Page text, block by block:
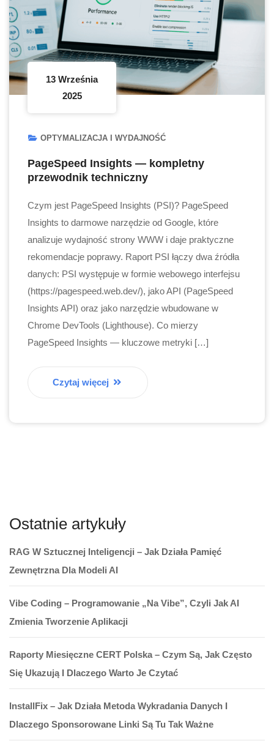
13 Września
2025
OPTYMALIZACJA I WYDAJNOŚĆ
PageSpeed Insights — kompletny
przewodnik techniczny
Czym jest PageSpeed Insights (PSI)? PageSpeed
Insights to darmowe narzędzie od Google, które
analizuje wydajność strony WWW i daje praktyczne
rekomendacje poprawy. Raport PSI łączy dwa źródła
danych: PSI występuje w formie webowego interfejsu
(https://pagespeed.web.dev/), jako API (PageSpeed
Insights API) oraz jako narzędzie wbudowane w
Chrome DevTools (Lighthouse). Co mierzy
PageSpeed Insights — kluczowe metryki […]
Czytaj więcej
Ostatnie artykuły
RAG W Sztucznej Inteligencji – Jak Działa Pamięć
Zewnętrzna Dla Modeli AI
Vibe Coding – Programowanie „na Vibe”, Czyli Jak AI
Zmienia Tworzenie Aplikacji
Raporty Miesięczne CERT Polska – Czym Są, Jak Często
Się Ukazują I Dlaczego Warto Je Czytać
InstallFix – Jak Działa Metoda Wykradania Danych I
Dlaczego Sponsorowane Linki Są Tu Tak Ważne